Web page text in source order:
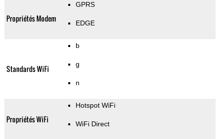
Propriétés Modem
GPRS
EDGE
Standards WiFi
b
g
n
Propriétés WiFi
Hotspot WiFi
WiFi Direct